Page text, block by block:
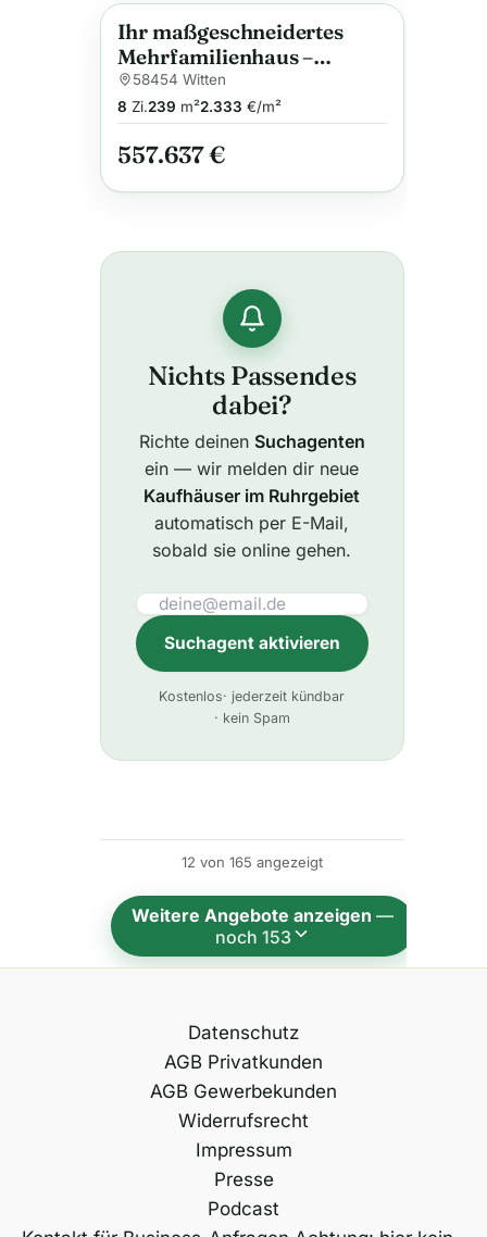
Anzeige
Ihr maßgeschneidertes
Mehrfamilienhaus –
Flexibilität trifft auf
Qualität und
Nachhaltigkeit
58454 Witten
8 Zi.239 m²2.333 €/m²
557.637 €
Nichts Passendes
dabei?
Richte deinen Suchagenten
ein — wir melden dir neue
Kaufhäuser im Ruhrgebiet
automatisch per E-Mail,
sobald sie online gehen.
Suchagent aktivieren
l
a
t
i
Kostenlos· jederzeit kündbar
· kein Spam
12 von 165 angezeigt
Weitere Angebote anzeigen—
noch 153
Datenschutz
AGB Privatkunden
AGB Gewerbekunden
Widerrufsrecht
Impressum
Presse
Podcast